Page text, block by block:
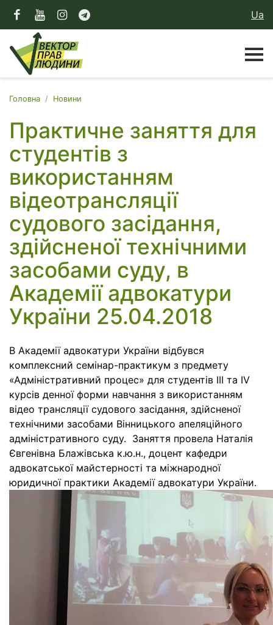
Ua
Головна Новини
Практичне заняття для
студентів з
використанням
відеотрансляції
судового засідання,
здійсненої технічними
засобами суду, в
Академії адвокатури
України 25.04.2018
В Академії адвокатури України відбувся
комплексний семінар-практикум з предмету
«Адміністративний процес» для студентів ІІІ та ІV
курсів денної форми навчання з використанням
відео трансляції судового засідання, здійсненої
технічними засобами Вінницького апеляційного
адміністративного суду. Заняття провела Наталія
Євгенівна Блажівська к.ю.н., доцент кафедри
адвокатської майстерності та міжнародної
юридичної практики Академії адвокатури України.